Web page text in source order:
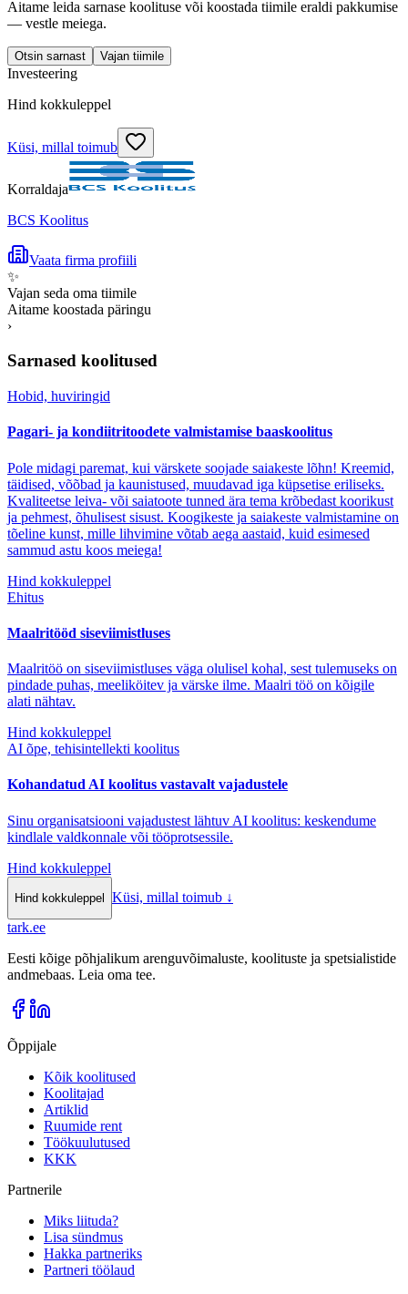
Aitame leida sarnase koolituse või koostada tiimile eraldi pakkumise
— vestle meiega.
Otsin sarnast Vajan tiimile
Investeering
Hind kokkuleppel
Küsi, millal toimub
Korraldaja
BCS Koolitus
Vaata firma profiili
✨
Vajan seda oma tiimile
Aitame koostada päringu
›
Sarnased koolitused
Hobid, huviringid
Pagari- ja kondiitritoodete valmistamise baaskoolitus
Pole midagi paremat, kui värskete soojade saiakeste lõhn! Kreemid,
täidised, võõbad ja kaunistused, muudavad iga küpsetise eriliseks.
Kvaliteetse leiva- või saiatoote tunned ära tema krõbedast koorikust
ja pehmest, õhulisest sisust. Koogikeste ja saiakeste valmistamine on
tõeline kunst, mille lihvimine võtab aega aastaid, kuid esimesed
sammud astu koos meiega!
Hind kokkuleppel
Ehitus
Maalritööd siseviimistluses
Maalritöö on siseviimistluses väga olulisel kohal, sest tulemuseks on
pindade puhas, meeliköitev ja värske ilme. Maalri töö on kõigile
alati nähtav.
Hind kokkuleppel
AI õpe, tehisintellekti koolitus
Kohandatud AI koolitus vastavalt vajadustele
Sinu organisatsiooni vajadustest lähtuv AI koolitus: keskendume
kindlale valdkonnale või tööprotsessile.
Hind kokkuleppel
Hind kokkuleppel Küsi, millal toimub ↓
tark.ee
Eesti kõige põhjalikum arenguvõimaluste, koolituste ja spetsialistide
andmebaas. Leia oma tee.
Õppijale
Kõik koolitused
Koolitajad
Artiklid
Ruumide rent
Töökuulutused
KKK
Partnerile
Miks liituda?
Lisa sündmus
Hakka partneriks
Partneri töölaud